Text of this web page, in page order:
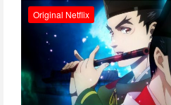
Original Netflix